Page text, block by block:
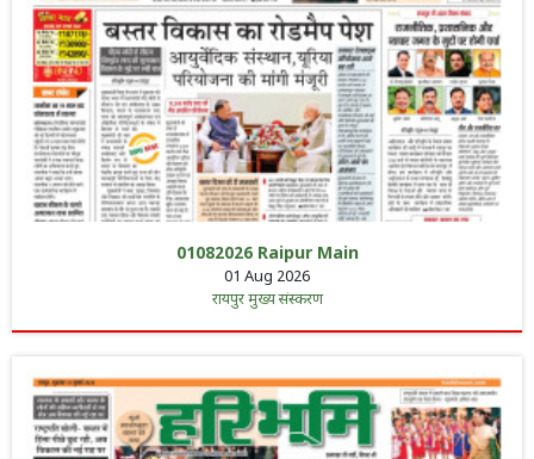
01082026 Raipur Main
01 Aug 2026
रायपुर मुख्य संस्करण